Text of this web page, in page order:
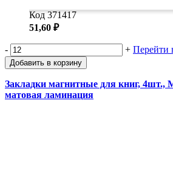
Код 371417
51,60 ₽
- + Перейти
Добавить в корзину
Закладки магнитные для книг,
матовая ламинация